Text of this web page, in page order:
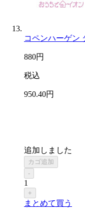
コペンハーゲン
880円
税込
950.40円
追加しました
カゴ追加
-
1
+
まとめて買う